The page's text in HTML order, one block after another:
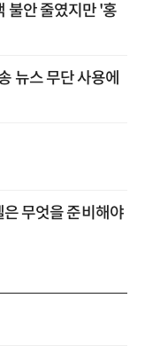
불안 줄였지만 '홍
뉴스 무단 사용에
은 무엇을 준비해야